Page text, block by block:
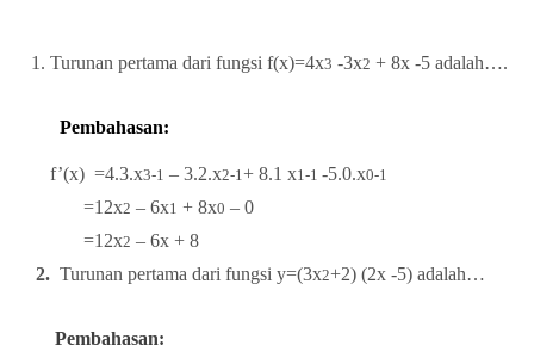
1. Turunan pertama dari fungsi f(x)=4x3 -3x2 + 8x -5 adalah….
Pembahasan:
f’(x) =4.3.x3-1 – 3.2.x2-1+ 8.1 x1-1 -5.0.x0-1
=12x2 – 6x1 + 8x0 – 0
=12x2 – 6x + 8
2. Turunan pertama dari fungsi y=(3x2+2) (2x -5) adalah…
Pembahasan: